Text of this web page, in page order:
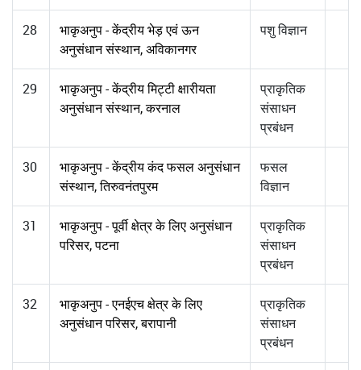
28
भाकृअनुप - केंद्रीय भेड़ एवं ऊन
अनुसंधान संस्थान, अविकानगर
पशु विज्ञान
29
भाकृअनुप - केंद्रीय मिट्टी क्षारीयता
अनुसंधान संस्थान, करनाल
प्राकृतिक
संसाधन
प्रबंधन
30
भाकृअनुप - केंद्रीय कंद फसल अनुसंधान
संस्थान, तिरुवनंतपुरम
फसल
विज्ञान
31
भाकृअनुप - पूर्वी क्षेत्र के लिए अनुसंधान
परिसर, पटना
प्राकृतिक
संसाधन
प्रबंधन
32
भाकृअनुप - एनईएच क्षेत्र के लिए
अनुसंधान परिसर, बरापानी
प्राकृतिक
संसाधन
प्रबंधन